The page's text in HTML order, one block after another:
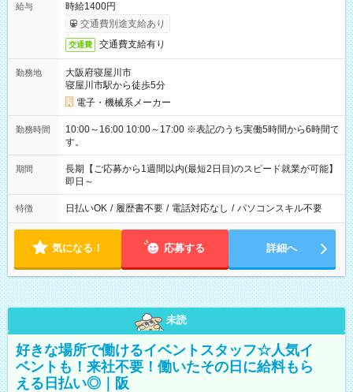
給与
時給1400円
交通費別途支給あり
交通費 交通費支給有り
勤務地
大阪府寝屋川市
寝屋川市駅から徒歩5分
電子・機械系メーカー
勤務時間
10:00～16:00 10:00～17:00 ※表記のうち実働5時間から6時間で
す。
期間
長期【ご応募から1週間以内(最短2日目)のスピード就業が可能】
即日～
特徴 日払いOK / 履歴書不要 / 電話対応なし / パソコンスキル不要
気になる！ 応募する 詳細へ
未読
好きな場所で働けるイベントスタッフ☆人気イ
ベントも！来社不要！働いたその日に給料もら
える日払い◎｜阪